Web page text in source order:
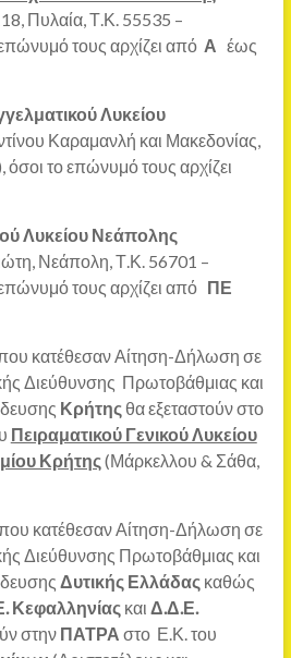
Πυλαία, Τ.Κ. 55535 –
τους αρχίζει από Α έως
Λυκείου
Καραμανλή και Μακεδονίας,
το επώνυμό τους αρχίζει
Λυκείου Νεάπολης
Νεάπολη, Τ.Κ. 56701 –
τους αρχίζει από ΠΕ
κατέθεσαν Αίτηση-Δήλωση σε
Διεύθυνσης Πρωτοβάθμιας και
Κρήτης θα εξεταστούν στο
Πειραματικού Γενικού Λυκείου
Κρήτης (Μάρκελλου & Σάθα,
κατέθεσαν Αίτηση-Δήλωση σε
Διεύθυνσης Πρωτοβάθμιας και
Δυτικής Ελλάδας καθώς
Κεφαλληνίας και Δ.Δ.Ε.
στην ΠΑΤΡΑ στο Ε.Κ. του